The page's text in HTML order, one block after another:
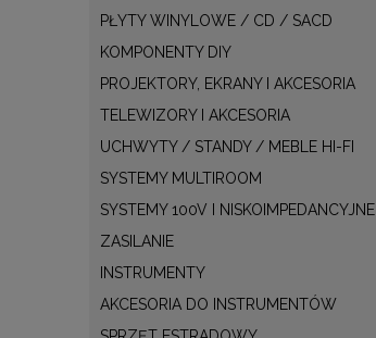
PŁYTY WINYLOWE / CD / SACD
KOMPONENTY DIY
PROJEKTORY, EKRANY I AKCESORIA
TELEWIZORY I AKCESORIA
UCHWYTY / STANDY / MEBLE HI-FI
SYSTEMY MULTIROOM
SYSTEMY 100V I NISKOIMPEDANCYJNE
ZASILANIE
INSTRUMENTY
AKCESORIA DO INSTRUMENTÓW